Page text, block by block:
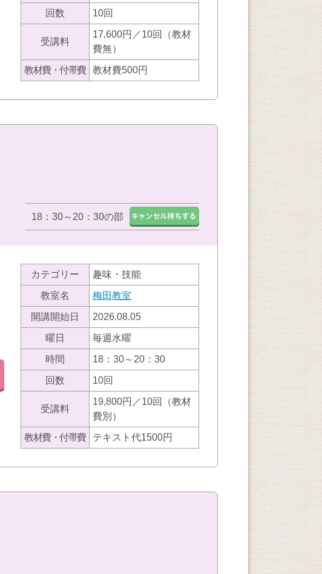
回数 10回
受講料
17,600円／10回（教材
費無）
教材費・付帯費 教材費500円
18：30～20：30の部
カテゴリー 趣味・技能
教室名 梅田教室
開講開始日 2026.08.05
曜日 毎週水曜
時間 18：30～20：30
回数 10回
受講料
19,800円／10回（教材
費別）
教材費・付帯費 テキスト代1500円